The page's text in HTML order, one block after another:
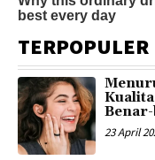
TERPOPULER
23 April